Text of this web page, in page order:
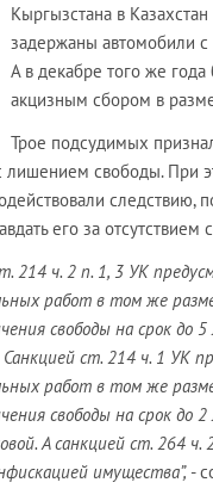
Кыргызстана в
задержаны автомобили с
А в декабре того же
акцизным сбором в
Трое подсудимых
лишением свободы. При
следствию,
его за
214 ч. 2 п. 1, 3 УК
работ в том же
свободы на срок
ст. 214 ч. 1 УК
работ в том же
свободы на срок
А санкцией ст. 264
имущества”, -